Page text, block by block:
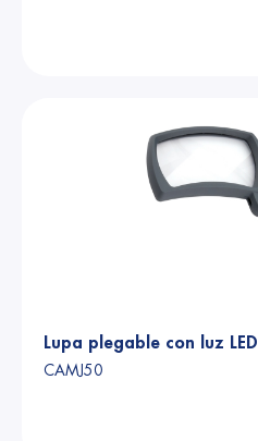
Lupa plegable con luz LED
CAMJ50